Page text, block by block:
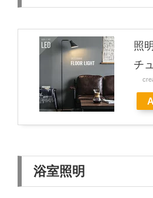
照
チ
浴室照明